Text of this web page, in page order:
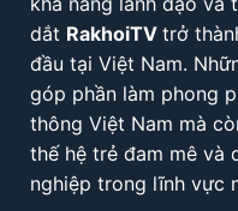
dắt RakhoiTV trở
đầu tại Việt Nam.
góp phần làm phong
thông Việt Nam mà
thế hệ trẻ đam mê và
nghiệp trong lĩnh vực